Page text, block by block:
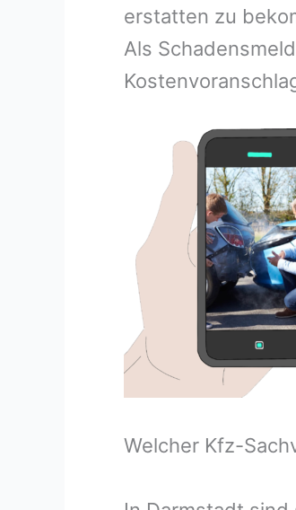
erstatten zu
Als
Welcher Kfz-